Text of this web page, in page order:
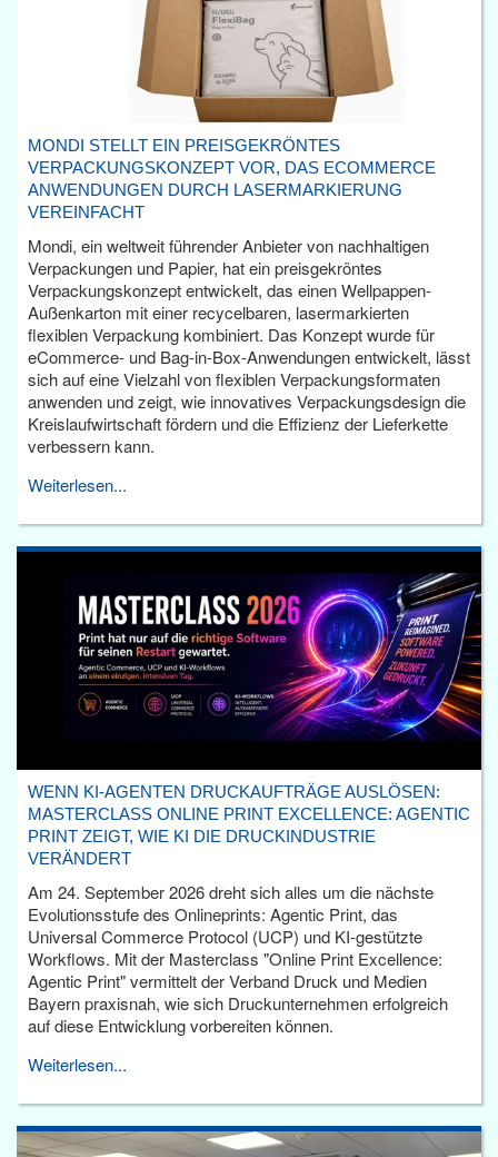
MONDI STELLT EIN PREISGEKRÖNTES
VERPACKUNGSKONZEPT VOR, DAS ECOMMERCE
ANWENDUNGEN DURCH LASERMARKIERUNG
VEREINFACHT
Mondi, ein weltweit führender Anbieter von nachhaltigen
Verpackungen und Papier, hat ein preisgekröntes
Verpackungskonzept entwickelt, das einen Wellpappen-
Außenkarton mit einer recycelbaren, lasermarkierten
flexiblen Verpackung kombiniert. Das Konzept wurde für
eCommerce- und Bag-in-Box-Anwendungen entwickelt, lässt
sich auf eine Vielzahl von flexiblen Verpackungsformaten
anwenden und zeigt, wie innovatives Verpackungsdesign die
Kreislaufwirtschaft fördern und die Effizienz der Lieferkette
verbessern kann.
Weiterlesen...
WENN KI-AGENTEN DRUCKAUFTRÄGE AUSLÖSEN:
MASTERCLASS ONLINE PRINT EXCELLENCE: AGENTIC
PRINT ZEIGT, WIE KI DIE DRUCKINDUSTRIE
VERÄNDERT
Am 24. September 2026 dreht sich alles um die nächste
Evolutionsstufe des Onlineprints: Agentic Print, das
Universal Commerce Protocol (UCP) und KI-gestützte
Workflows. Mit der Masterclass "Online Print Excellence:
Agentic Print" vermittelt der Verband Druck und Medien
Bayern praxisnah, wie sich Druckunternehmen erfolgreich
auf diese Entwicklung vorbereiten können.
Weiterlesen...